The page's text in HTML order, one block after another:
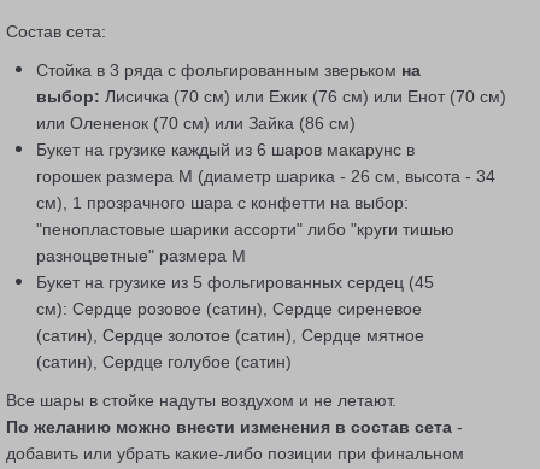
Состав сета:
Стойка в 3 ряда с фольгированным зверьком на
выбор: Лисичка (70 см) или Ежик (76 см) или Енот (70 см)
или Олененок (70 см) или Зайка (86 см)
Букет на грузике каждый из 6 шаров макарунс в
горошек размера М (диаметр шарика - 26 см, высота - 34
см), 1 прозрачного шара с конфетти на выбор:
"пенопластовые шарики ассорти" либо "круги тишью
разноцветные" размера М
Букет на грузике из 5 фольгированных сердец (45
см): Сердце розовое (сатин), Сердце сиреневое
(сатин), Сердце золотое (сатин), Сердце мятное
(сатин), Сердце голубое (сатин)
Все шары в стойке надуты воздухом и не летают.
По желанию можно внести изменения в состав сета -
добавить или убрать какие-либо позиции при финальном